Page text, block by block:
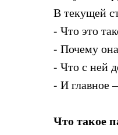
В текущей
- Что это
- Почему
- Что с ней
- И главное
Что такое